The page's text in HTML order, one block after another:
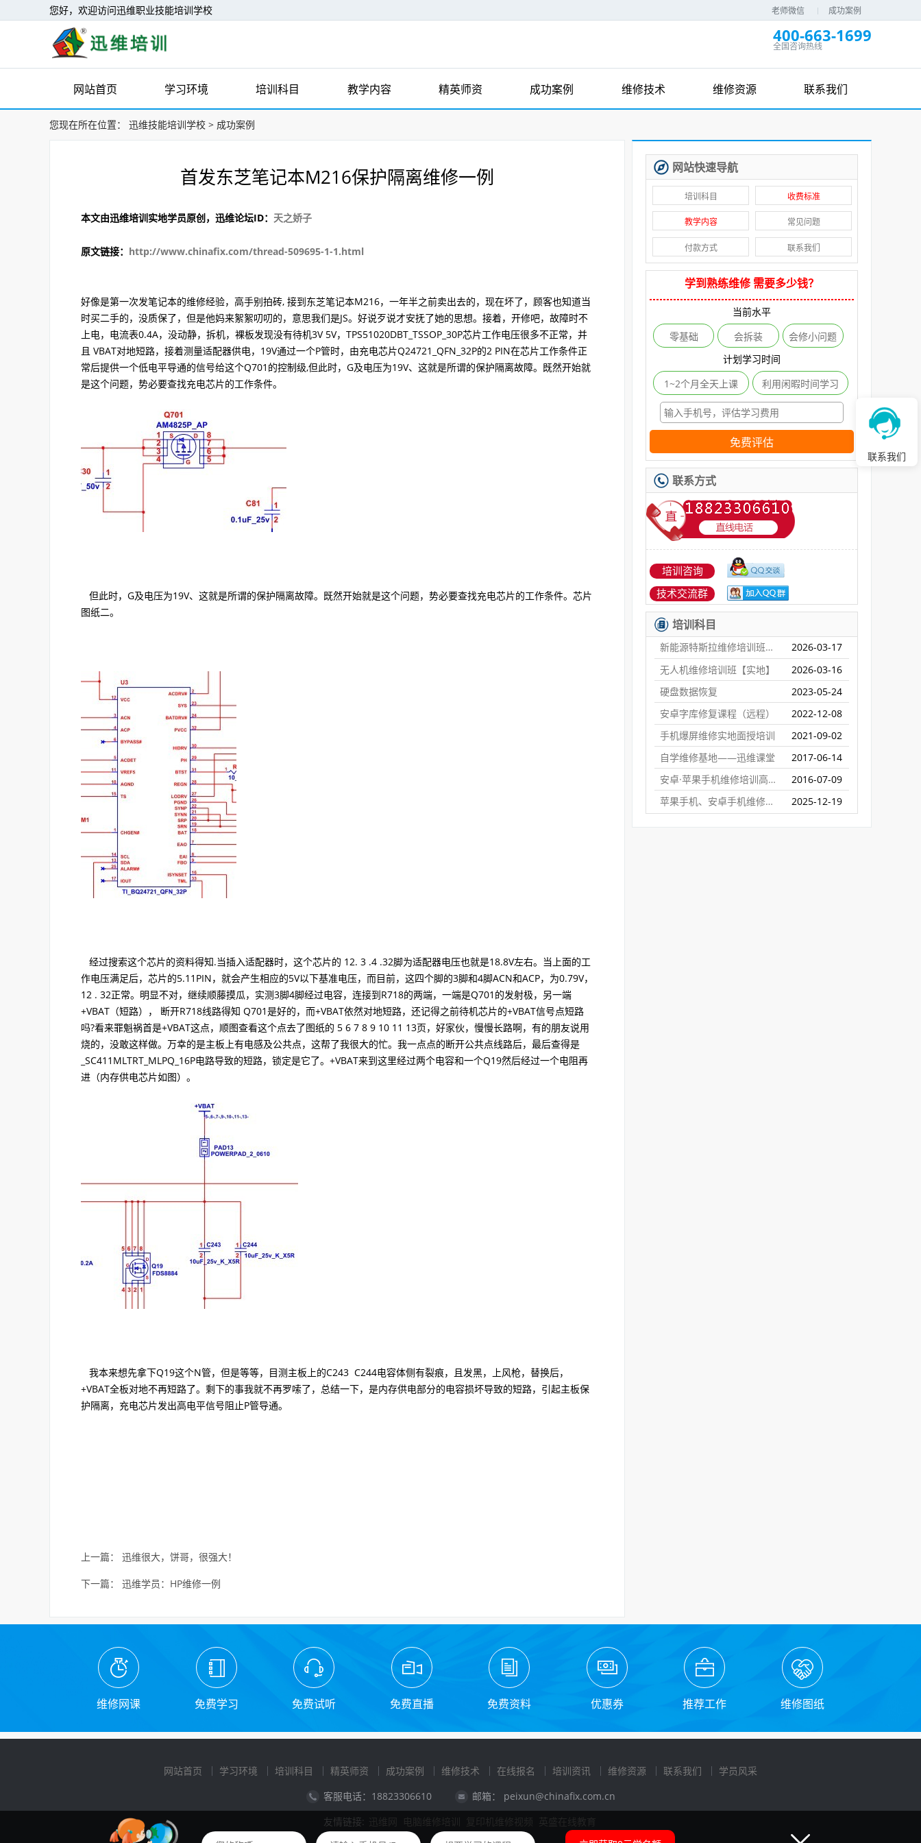
您好，欢迎访问迅维职业技能培训学校 老师微信 成功案例
400-663-1699
全国咨询热线
网站首页 学习环境 培训科目 教学内容 精英师资 成功案例 维修技术 维修资源 联系我们
您现在所在位置： 迅维技能培训学校 > 成功案例
首发东芝笔记本M216保护隔离维修一例
本文由迅维培训实地学员原创，迅维论坛ID： 天之娇子
原文链接： http://www.chinafix.com/thread-509695-1-1.html
好像是第一次发笔记本的维修经验，高手别拍砖, 接到东芝笔记本M216，一年半之前卖出去的，现在坏了，顾客也知道当
时买二手的，没质保了，但是他妈来絮絮叨叨的，意思我们是JS。好说歹说才安抚了她的思想。接着，开修吧，故障时不
上电，电流表0.4A，没动静，拆机，裸板发现没有待机3V 5V，TPS51020DBT_TSSOP_30P芯片工作电压很多不正常，并
且 VBAT对地短路，接着测量适配器供电，19V通过一个P管时，由充电芯片Q24721_QFN_32P的2 PIN在芯片工作条件正
常后提供一个低电平导通的信号给这个Q701的控制级,但此时，G及电压为19V、这就是所谓的保护隔离故障。既然开始就
是这个问题，势必要查找充电芯片的工作条件。
但此时，G及电压为19V、这就是所谓的保护隔离故障。既然开始就是这个问题，势必要查找充电芯片的工作条件。芯片
图纸二。
经过搜索这个芯片的资料得知.当插入适配器时，这个芯片的 12. 3 .4 .32脚为适配器电压也就是18.8V左右。当上面的工
作电压满足后，芯片的5.11PIN，就会产生相应的5V以下基准电压，而目前，这四个脚的3脚和4脚ACN和ACP，为0.79V，
12 . 32正常。明显不对，继续顺藤摸瓜，实测3脚4脚经过电容，连接到R718的两端，一端是Q701的发射极，另一端
+VBAT（短路）， 断开R718线路得知 Q701是好的，而+VBAT依然对地短路，还记得之前待机芯片的+VBAT信号点短路
吗?看来罪魁祸首是+VBAT这点，顺图查看这个点去了图纸的 5 6 7 8 9 10 11 13页，好家伙，慢慢长路啊，有的朋友说用
烧的，没敢这样做。万幸的是主板上有电感及公共点，这帮了我很大的忙。我一点点的断开公共点线路后，最后查得是
_SC411MLTRT_MLPQ_16P电路导致的短路，锁定是它了。+VBAT来到这里经过两个电容和一个Q19然后经过一个电阻再
进（内存供电芯片如图）。
我本来想先拿下Q19这个N管，但是等等，目测主板上的C243 C244电容体侧有裂痕，且发黑，上风枪，替换后，
+VBAT全板对地不再短路了。剩下的事我就不再罗嗦了，总结一下，是内存供电部分的电容损坏导致的短路，引起主板保
护隔离，充电芯片发出高电平信号阻止P管导通。
上一篇： 迅维很大，饼哥，很强大！
下一篇： 迅维学员：HP维修一例
网站快速导航
培训科目 收费标准
教学内容 常见问题
付款方式 联系我们
学到熟练维修 需要多少钱？
当前水平
零基础
会拆装
会修小问题
计划学习时间
1~2个月全天上课
利用闲暇时间学习
免费评估
联系方式
培训咨询
技术交流群
培训科目
新能源特斯拉维修培训班【实地】
2026-03-17
无人机维修培训班【实地】
2026-03-16
硬盘数据恢复
2023-05-24
安卓字库修复课程（远程）
2022-12-08
手机爆屏维修实地面授培训
2021-09-02
自学维修基地——迅维课堂
2017-06-14
安卓·苹果手机维修培训高级班【实地】
2016-07-09
苹果手机、安卓手机维修培训（远程网络班）
2025-12-19
维修网课 免费学习 免费试听 免费直播 免费资料 优惠券 推荐工作 维修图纸
网站首页 学习环境 培训科目 精英师资 成功案例 维修技术 在线报名 培训资讯 维修资源 联系我们
学员风采
客服电话：18823306610
邮箱： peixun@chinafix.com.cn
友情链接:
迅维网 电脑维修培训 复印机维修视频 英盛在线教育
联系我们